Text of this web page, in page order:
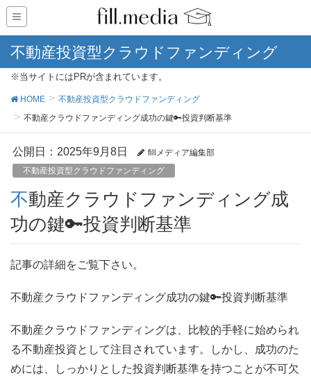
不動産投資型クラウドファンディング
※当サイトにはPRが含まれています。
HOME
不動産投資型クラウドファンディング
不動産クラウドファンディング成功の鍵🔑投資判断基準
公開日： 2025年9月8日
fillメディア編集部
不動産投資型クラウドファンディング
不動産クラウドファンディング成
功の鍵🔑投資判断基準
記事の詳細をご覧下さい。
不動産クラウドファンディング成功の鍵🔑投資判断基準
不動産クラウドファンディングは、比較的手軽に始められ
る不動産投資として注目されています。しかし、成功のた
めには、しっかりとした投資判断基準を持つことが不可欠